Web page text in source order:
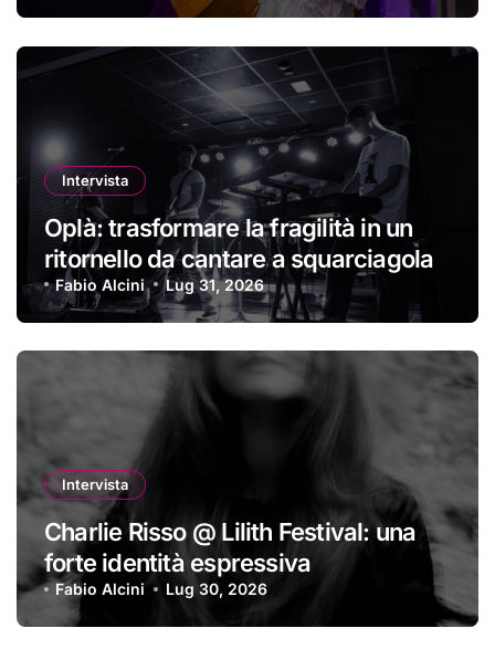
Intervista
Oplà: trasformare la fragilità in un
ritornello da cantare a squarciagola
Fabio Alcini Lug 31, 2026
Intervista
Charlie Risso @ Lilith Festival: una
forte identità espressiva
Fabio Alcini Lug 30, 2026